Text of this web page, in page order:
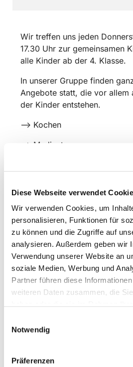
Diese Webseite verwendet
Wir verwenden Cookies, um
personalisieren, Funktionen für
zu können und die Zugriffe auf
analysieren. Außerdem geben wir
Verwendung unserer Website an
soziale Medien, Werbung und
Partner führen diese
weiteren Daten zusammen, die
Notwendig
Präferenzen
Wir treffen uns jeden
17.30 Uhr zur gemeinsamen
alle Kinder ab der 4. Klasse.
In unserer Gruppe finden
Angebote statt, die vor allem
der Kinder entstehen.
--> Kochen
--> Medientage